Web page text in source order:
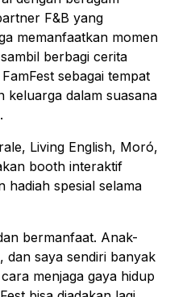
F&B yang
memanfaatkan momen
berbagi cerita
sebagai tempat
dalam suasana
bermanfaat. Anak-
dan saya sendiri banyak
menjaga gaya hidup